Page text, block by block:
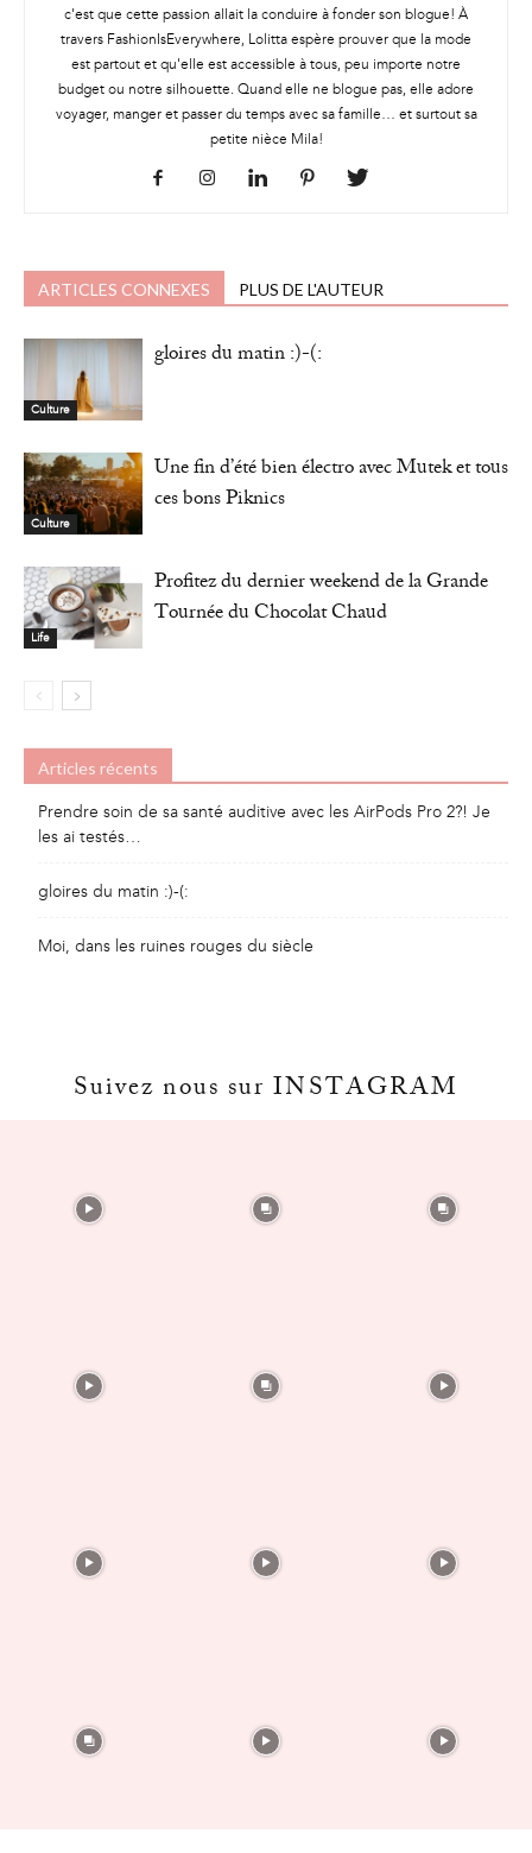
c'est que cette passion allait la conduire à fonder son blogue! À
travers FashionIsEverywhere, Lolitta espère prouver que la mode
est partout et qu'elle est accessible à tous, peu importe notre
budget ou notre silhouette. Quand elle ne blogue pas, elle adore
voyager, manger et passer du temps avec sa famille… et surtout sa
petite nièce Mila!
ARTICLES CONNEXES PLUS DE L'AUTEUR
Culture
gloires du matin :)-(:
Culture
Une fin d’été bien électro avec Mutek et tous
ces bons Piknics
Life
Profitez du dernier weekend de la Grande
Tournée du Chocolat Chaud
Articles récents
Prendre soin de sa santé auditive avec les AirPods Pro 2?! Je
les ai testés…
gloires du matin :)-(:
Moi, dans les ruines rouges du siècle
Suivez nous sur INSTAGRAM